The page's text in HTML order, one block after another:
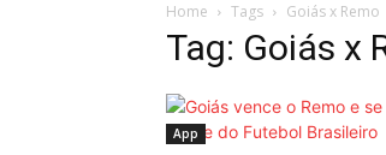
Home Tags Goiás x Remo
Tag: Goiás x
App